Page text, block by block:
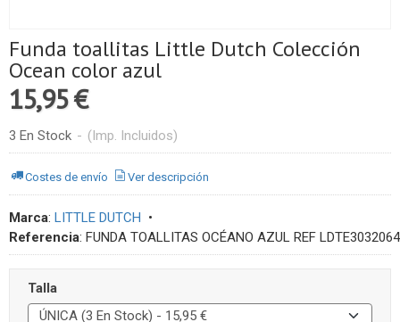
Funda toallitas Little Dutch Colección
Ocean color azul
15,95 €
3 En Stock - (Imp. Incluidos)
Costes de envío Ver descripción
Marca: LITTLE DUTCH •
Referencia: FUNDA TOALLITAS OCÉANO AZUL REF
Talla